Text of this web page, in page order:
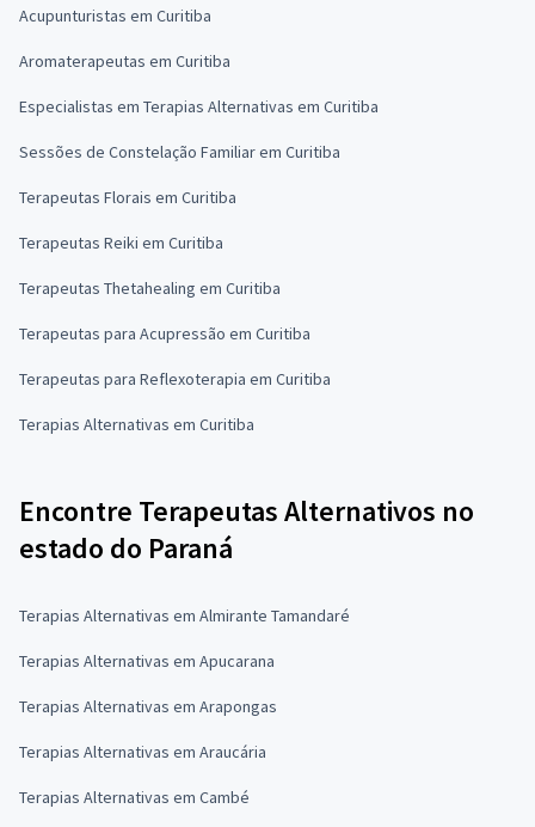
Acupunturistas em Curitiba
Aromaterapeutas em Curitiba
Especialistas em Terapias Alternativas em Curitiba
Sessões de Constelação Familiar em Curitiba
Terapeutas Florais em Curitiba
Terapeutas Reiki em Curitiba
Terapeutas Thetahealing em Curitiba
Terapeutas para Acupressão em Curitiba
Terapeutas para Reflexoterapia em Curitiba
Terapias Alternativas em Curitiba
Encontre Terapeutas Alternativos no
estado do Paraná
Terapias Alternativas em Almirante Tamandaré
Terapias Alternativas em Apucarana
Terapias Alternativas em Arapongas
Terapias Alternativas em Araucária
Terapias Alternativas em Cambé